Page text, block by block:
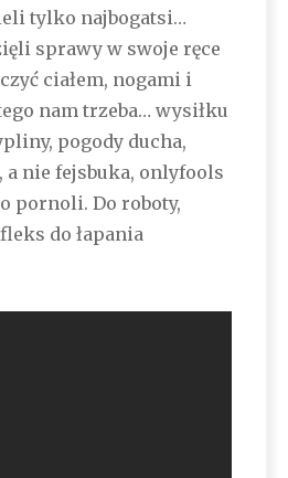
tylko najbogatsi…
sprawy w swoje ręce
ciałem, nogami i
nam trzeba… wysiłku
pogody ducha,
nie fejsbuka, onlyfools
pornoli. Do roboty,
do łapania